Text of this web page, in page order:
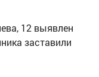
12 выявлен
заставили